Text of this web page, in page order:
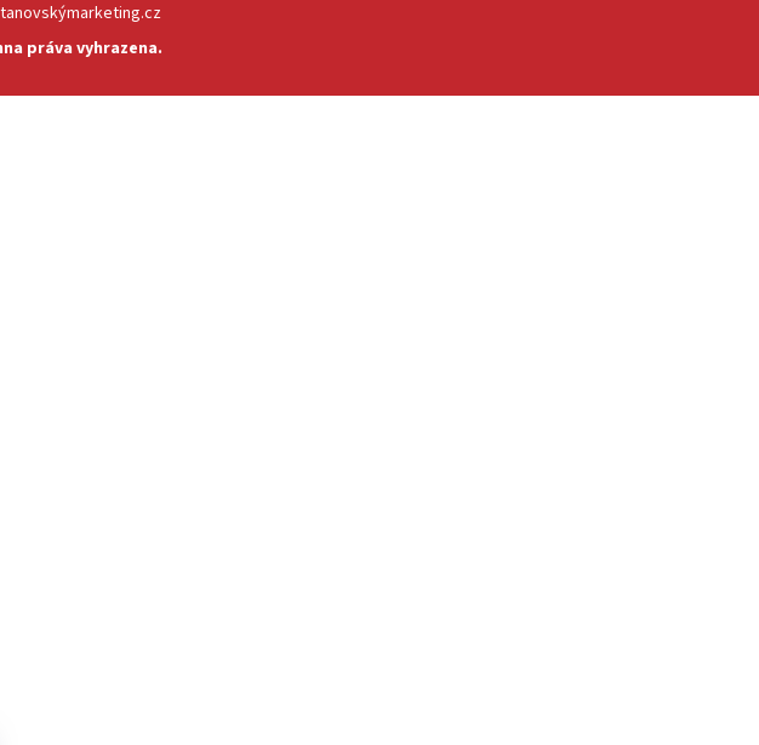
práva vyhrazena.